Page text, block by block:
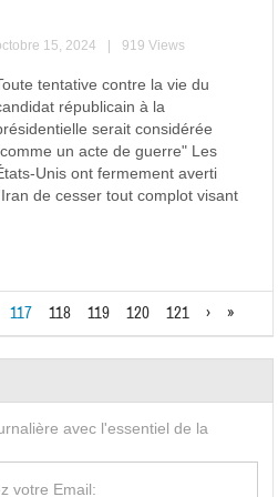
15, 2024 919 Views
tentative contre la vie du
républicain à la
serait considérée
un acte de guerre" Les
Unis ont fermement averti
de cesser tout complot visant
117 118 119 120 121 › »
avec l'essentiel de la
votre Email: